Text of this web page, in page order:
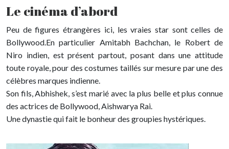
Le cinéma d’abord
Peu de figures étrangères ici, les vraies star sont celles de
Bollywood.En particulier Amitabh Bachchan, le Robert de
Niro indien, est présent partout, posant dans une attitude
toute royale, pour des costumes taillés sur mesure par une des
célèbres marques indienne.
Son fils, Abhishek, s’est marié avec la plus belle et plus connue
des actrices de Bollywood, Aishwarya Rai.
Une dynastie qui fait le bonheur des groupies hystériques.